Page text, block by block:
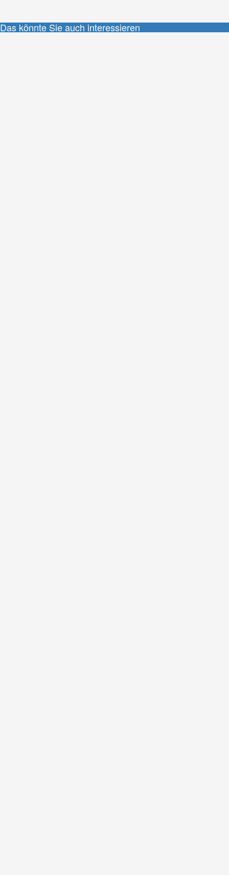
Das könnte Sie auch interessieren